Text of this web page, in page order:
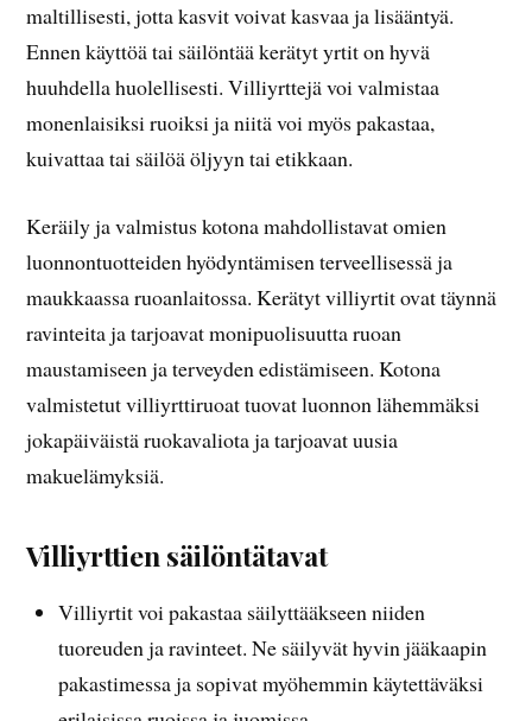
maltillisesti, jotta kasvit voivat kasvaa ja lisääntyä.
Ennen käyttöä tai säilöntää kerätyt yrtit on hyvä
huuhdella huolellisesti. Villiyrttejä voi valmistaa
monenlaisiksi ruoiksi ja niitä voi myös pakastaa,
kuivattaa tai säilöä öljyyn tai etikkaan.
Keräily ja valmistus kotona mahdollistavat omien
luonnontuotteiden hyödyntämisen terveellisessä ja
maukkaassa ruoanlaitossa. Kerätyt villiyrtit ovat täynnä
ravinteita ja tarjoavat monipuolisuutta ruoan
maustamiseen ja terveyden edistämiseen. Kotona
valmistetut villiyrttiruoat tuovat luonnon lähemmäksi
jokapäiväistä ruokavaliota ja tarjoavat uusia
makuelämyksiä.
Villiyrttien säilöntätavat
Villiyrtit voi pakastaa säilyttääkseen niiden
tuoreuden ja ravinteet. Ne säilyvät hyvin jääkaapin
pakastimessa ja sopivat myöhemmin käytettäväksi